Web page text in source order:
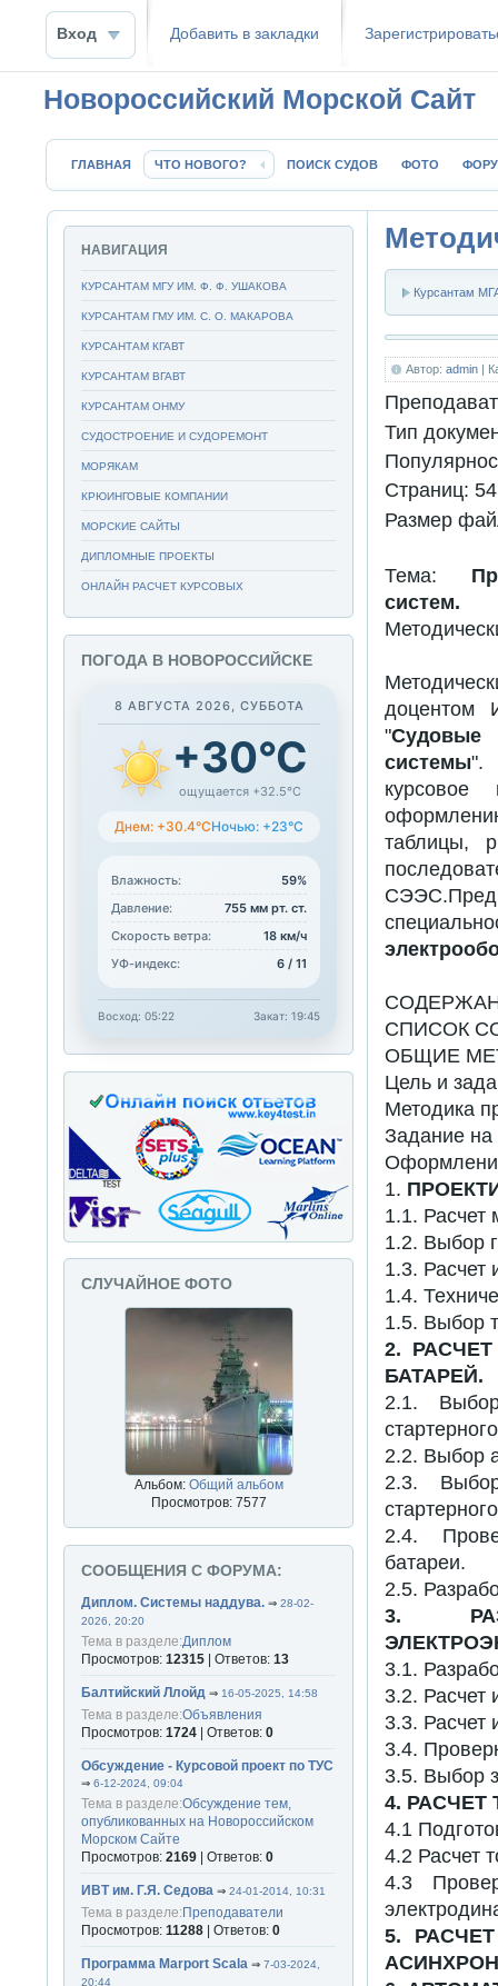
Вход Добавить в закладки
Новороссийский Морской Сайт
ГЛАВНАЯ ЧТО НОВОГО? ПОИСК СУДОВ ФОТО
Курсантам
Автор:admin |
Тип
Страниц:54
Размер
Тема:
систем.
доцентом
"Судовые
системы".
таблицы,
СПИСОК
ОБЩИЕ
Цель и
Методика
Задание на
1.
1.1. Расчет
1.2. Выбор
1.3. Расчет
1.4.
1.5. Выбор
2.
БАТАРЕЙ.
2.1.
2.2. Выбор
2.3.
2.4.
батареи.
2.5.
3.
3.1.
3.2.
3.3. Расчет
3.4.
3.5. Выбор
4.
4.1
4.2 Расчет
4.3
5.
НАВИГАЦИЯ
КУРСАНТАМ МГУ ИМ. Ф. Ф. УШАКОВА
КУРСАНТАМ ГМУ ИМ. С. О. МАКАРОВА
КУРСАНТАМ КГАВТ
КУРСАНТАМ ВГАВТ
КУРСАНТАМ ОНМУ
СУДОСТРОЕНИЕ И СУДОРЕМОНТ
МОРЯКАМ
КРЮИНГОВЫЕ КОМПАНИИ
МОРСКИЕ САЙТЫ
ДИПЛОМНЫЕ ПРОЕКТЫ
ОНЛАЙН РАСЧЕТ КУРСОВЫХ
ПОГОДА В НОВОРОССИЙСКЕ
8 АВГУСТА 2026, СУББОТА
+30°C
ощущается +32.5°C
Днем: +30.4°CНочью: +23°C
Влажность:
59%
Давление:
755 мм рт. ст.
Скорость ветра:
18 км/ч
УФ-индекс:
6 / 11
Восход: 05:22 Закат: 19:45
СЛУЧАЙНОЕ ФОТО
Альбом: Общий альбом
Просмотров: 7577
СООБЩЕНИЯ С ФОРУМА:
Диплом. Системы наддува. ⇒28-02-
2026, 20:20
Тема в разделе:Диплом
Просмотров:12315 | Ответов:13
Балтийский Ллойд ⇒16-05-2025, 14:58
Тема в разделе:Объявления
Просмотров:1724 | Ответов:0
Обсуждение - Курсовой проект по ТУС
⇒6-12-2024, 09:04
Тема в разделе:Обсуждение тем,
опубликованных на Новороссийском
Морском Сайте
Просмотров:2169 | Ответов:0
ИВТ им. Г.Я. Седова ⇒24-01-2014, 10:31
Тема в разделе:Преподаватели
Просмотров:11288 | Ответов:0
Программа Marport Scala ⇒7-03-2024,
20:44